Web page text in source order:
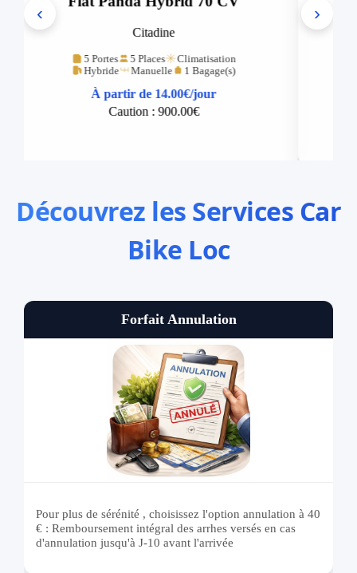
Découvrez les Services Car
Bike Loc